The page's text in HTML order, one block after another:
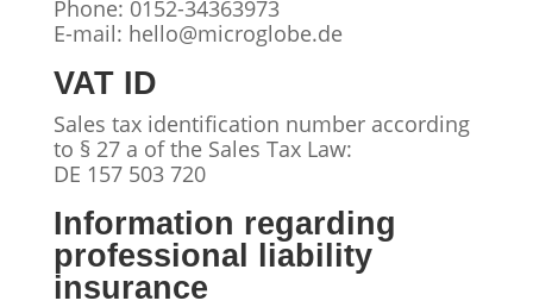
Phone: 0152-34363973
E-mail: hello@microglobe.de
VAT ID
Sales tax identification number according
to § 27 a of the Sales Tax Law:
DE 157 503 720
Information regarding
professional liability
insurance